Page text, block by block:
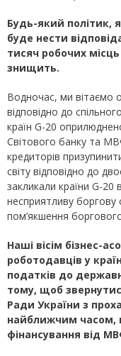
Будь-який політик,
буде нести
тисяч робочих
знищить.
Водночас, ми вітаємо
відповідно до
країн G-20
Світового банку та
кредиторів
світу відповідно до
закликали країни G-
несприятливу боргову
пом’якшення
Наші вісім бізнес-
роботодавців у
податків до
тому, щоб
Ради України з
найближчим часом,
фінансування від